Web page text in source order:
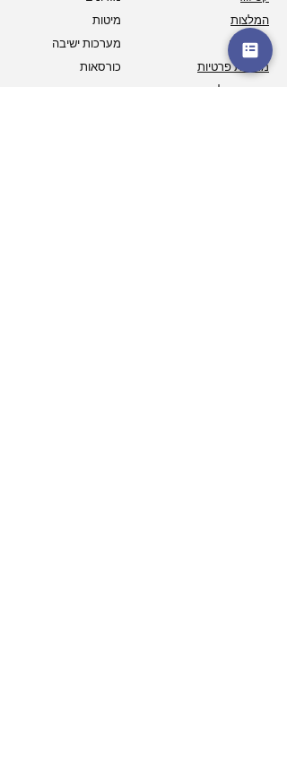
מיטות
מערכות ישיבה
כורסאות
המלצות
צרו קשר
מדיניות פרטיות
תנאי ביטול עסקה